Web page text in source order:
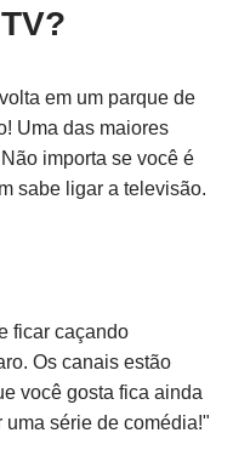
em um parque de
Uma das maiores
importa se você é
sabe ligar a televisão.
ficar caçando
Os canais estão
você gosta fica ainda
uma série de comédia!"